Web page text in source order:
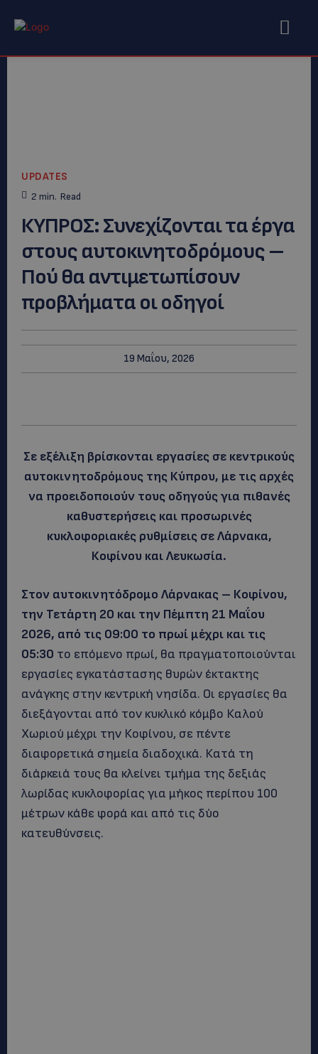
UPDATES
2 min. Read
ΚΥΠΡΟΣ: Συνεχίζονται τα έργα
στους αυτοκινητοδρόμους –
Πού θα αντιμετωπίσουν
προβλήματα οι οδηγοί
19 Μαΐου, 2026
Σε εξέλιξη βρίσκονται εργασίες σε κεντρικούς
αυτοκινητοδρόμους της Κύπρου, με τις αρχές
να προειδοποιούν τους οδηγούς για πιθανές
καθυστερήσεις και προσωρινές
κυκλοφοριακές ρυθμίσεις σε Λάρνακα,
Κοφίνου και Λευκωσία.
Στον αυτοκινητόδρομο Λάρνακας – Κοφίνου,
την Τετάρτη 20 και την Πέμπτη 21 Μαΐου
2026, από τις 09:00 το πρωί μέχρι και τις
05:30 το επόμενο πρωί, θα πραγματοποιούνται
εργασίες εγκατάστασης θυρών έκτακτης
ανάγκης στην κεντρική νησίδα. Οι εργασίες θα
διεξάγονται από τον κυκλικό κόμβο Καλού
Χωριού μέχρι την Κοφίνου, σε πέντε
διαφορετικά σημεία διαδοχικά. Κατά τη
διάρκειά τους θα κλείνει τμήμα της δεξιάς
λωρίδας κυκλοφορίας για μήκος περίπου 100
μέτρων κάθε φορά και από τις δύο
κατευθύνσεις.